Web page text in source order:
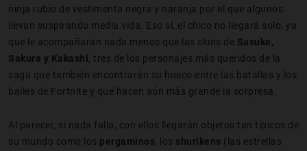
ninja rubio de vestimenta negra y naranja por el que algunos
llevan suspirando media vida. Eso sí, el chico no llegará solo, ya
que le acompañarán nada menos que las skins de Sasuke,
Sakura y Kakashi , tres de los personajes más queridos de la
saga que también encontrarán su hueco entre las batallas y los
bailes de Fortnite y que hacen aún más grande la sorpresa.
Al parecer, si nada falla, con ellos llegarán objetos tan típicos de
su mundo como los pergaminos , los shurikens (las estrellas